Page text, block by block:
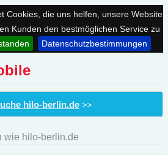
Cookies, die uns helfen, unsere Website
Kunden den bestmöglichen Service zu
Datenschutzbestimmungen
hilo-berlin.de>>
wie hilo-berlin.de